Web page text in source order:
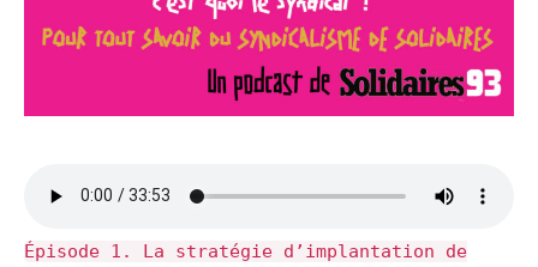
Épisode 1. La stratégie d’implantation de